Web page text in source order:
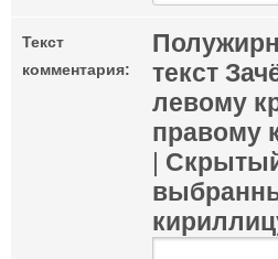
Текст
комментария:
текст
левому
правому
|